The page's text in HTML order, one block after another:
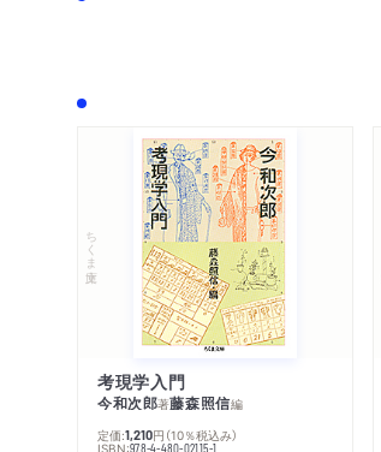
ちくま文庫
考現学入門
今和次郎著藤森照信編
定価:1,210円 （10％税込み）
ISBN:978-4-480-02115-1